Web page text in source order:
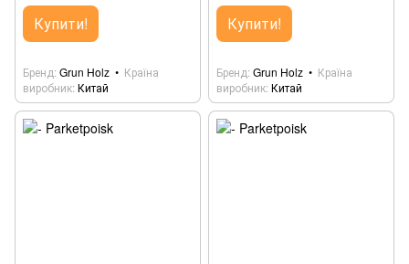
Купити!
Бренд Grun Holz
Країна
виробник Китай
Купити!
Бренд Grun Holz
Країна
виробник Китай